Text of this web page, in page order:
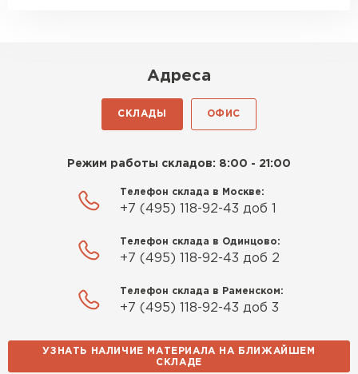
Адреса
СКЛАДЫ ОФИС
Режим работы складов: 8:00 - 21:00
Телефон склада в Москве:
+7 (495) 118-92-43 доб 1
Телефон склада в Одинцово:
+7 (495) 118-92-43 доб 2
Телефон склада в Раменском:
+7 (495) 118-92-43 доб 3
УЗНАТЬ НАЛИЧИЕ МАТЕРИАЛА НА БЛИЖАЙШЕМ
СКЛАДЕ
Утеплитель Penoplex
ПЕРЕЙТИ
Утеплитель Технониколь
ПЕРЕЙТИ